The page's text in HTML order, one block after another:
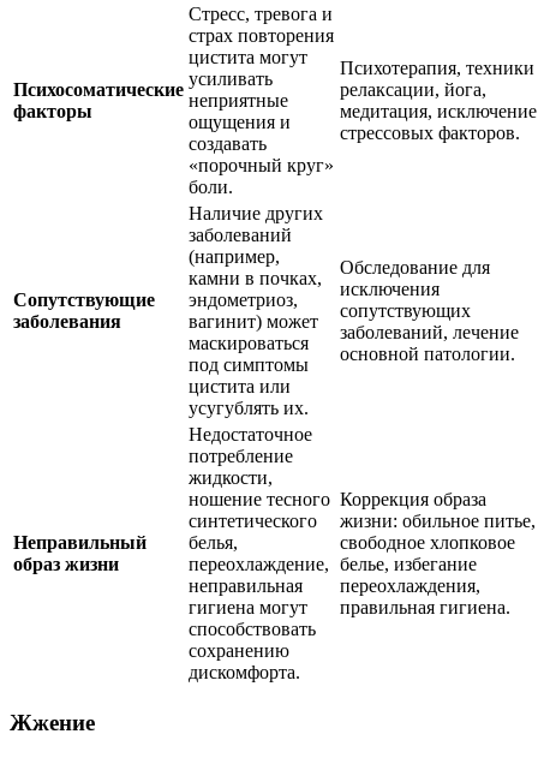
Психосоматические
факторы
Стресс, тревога и
страх повторения
цистита могут
усиливать
неприятные
ощущения и
создавать
«порочный круг»
боли.
Психотерапия, техники
релаксации, йога,
медитация, исключение
стрессовых факторов.
Сопутствующие
заболевания
Наличие других
заболеваний
(например,
камни в почках,
эндометриоз,
вагинит) может
маскироваться
под симптомы
цистита или
усугублять их.
Обследование для
исключения
сопутствующих
заболеваний, лечение
основной патологии.
Неправильный
образ жизни
Недостаточное
потребление
жидкости,
ношение тесного
синтетического
белья,
переохлаждение,
неправильная
гигиена могут
способствовать
сохранению
дискомфорта.
Коррекция образа
жизни: обильное питье,
свободное хлопковое
белье, избегание
переохлаждения,
правильная гигиена.
Жжение